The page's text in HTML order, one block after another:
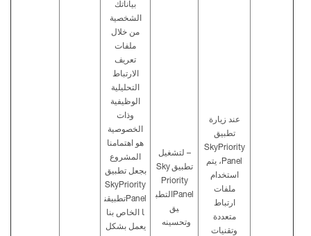
عند زيارة
تطبيق
SkyPriority
Panel ، يتم
استخدام
ملفات
ارتباط
متعددة
وتقنيات
– لتشغيل
تطبيق Sky
Priority
Panel التطب
يق
وتحسينه
بياناتك
الشخصية
من خلال
ملفات
تعريف
الارتباط
التحليلية
الوظيفية
وذات
الخصوصية
هو اهتمامنا
المشروع
بجعلتطبيق
SkyPriority
Panelتطبيقن
ا الخاص بنا
يعمل بشكل